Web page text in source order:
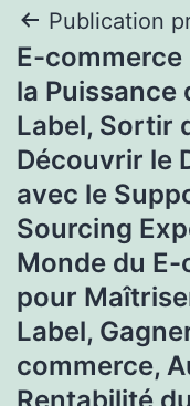
de
l’article
Publication
E-commerce
la Puissance
Label, Sortir
Découvrir le
avec le
Sourcing
Monde du
pour
Label,
commerce,
Rentabilité